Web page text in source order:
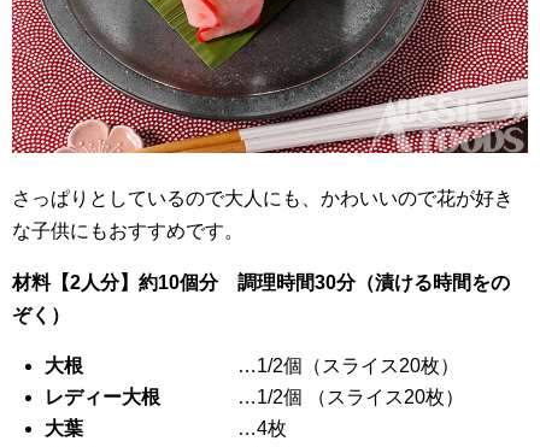
さっぱりとしているので大人にも、かわいいので花が好き
な子供にもおすすめです。
材料【2人分】約10個分 調理時間30分（漬ける時間をの
ぞく）
大根 …1/2個（スライス20枚）
レディー大根 …1/2個 （スライス20枚）
大葉 …4枚